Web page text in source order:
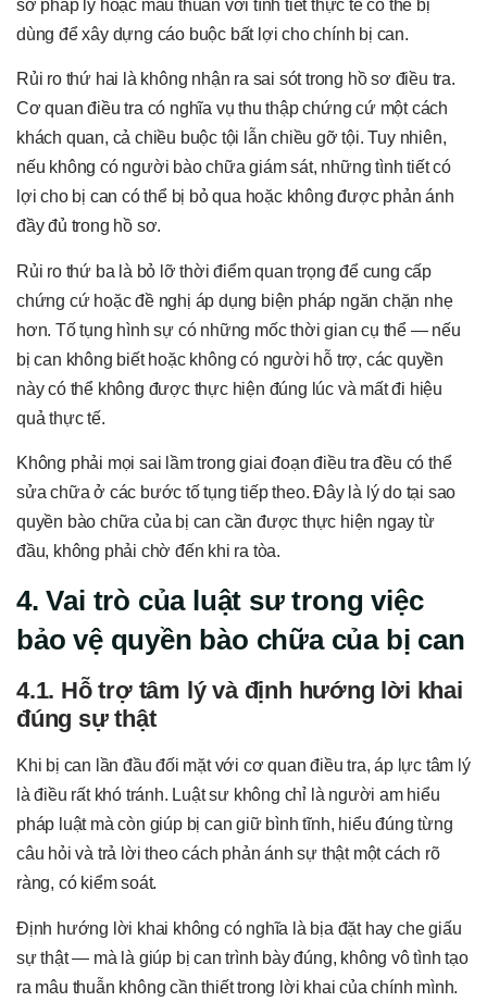
sở pháp lý hoặc mâu thuẫn với tình tiết thực tế có thể bị
dùng để xây dựng cáo buộc bất lợi cho chính bị can.
Rủi ro thứ hai là không nhận ra sai sót trong hồ sơ điều tra.
Cơ quan điều tra có nghĩa vụ thu thập chứng cứ một cách
khách quan, cả chiều buộc tội lẫn chiều gỡ tội. Tuy nhiên,
nếu không có người bào chữa giám sát, những tình tiết có
lợi cho bị can có thể bị bỏ qua hoặc không được phản ánh
đầy đủ trong hồ sơ.
Rủi ro thứ ba là bỏ lỡ thời điểm quan trọng để cung cấp
chứng cứ hoặc đề nghị áp dụng biện pháp ngăn chặn nhẹ
hơn. Tố tụng hình sự có những mốc thời gian cụ thể — nếu
bị can không biết hoặc không có người hỗ trợ, các quyền
này có thể không được thực hiện đúng lúc và mất đi hiệu
quả thực tế.
Không phải mọi sai lầm trong giai đoạn điều tra đều có thể
sửa chữa ở các bước tố tụng tiếp theo. Đây là lý do tại sao
quyền bào chữa của bị can cần được thực hiện ngay từ
đầu, không phải chờ đến khi ra tòa.
4. Vai trò của luật sư trong việc
bảo vệ quyền bào chữa của bị can
4.1. Hỗ trợ tâm lý và định hướng lời khai
đúng sự thật
Khi bị can lần đầu đối mặt với cơ quan điều tra, áp lực tâm lý
là điều rất khó tránh. Luật sư không chỉ là người am hiểu
pháp luật mà còn giúp bị can giữ bình tĩnh, hiểu đúng từng
câu hỏi và trả lời theo cách phản ánh sự thật một cách rõ
ràng, có kiểm soát.
Định hướng lời khai không có nghĩa là bịa đặt hay che giấu
sự thật — mà là giúp bị can trình bày đúng, không vô tình tạo
ra mâu thuẫn không cần thiết trong lời khai của chính mình.